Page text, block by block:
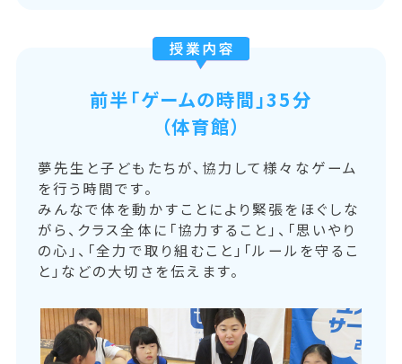
前半「ゲームの時間」35分
（体育館）
夢先生と子どもたちが、協力して様々なゲーム
を行う時間です。
みんなで体を動かすことにより緊張をほぐしな
がら、クラス全体に「協力すること」、「思いやり
の心」、「全力で取り組むこと」「ルールを守るこ
と」などの大切さを伝えます。